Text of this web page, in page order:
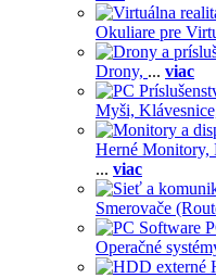
Okuliare pre
Drony, ... viac
Myši,
Herné Monitory,
... viac
Smerovače
Operačné